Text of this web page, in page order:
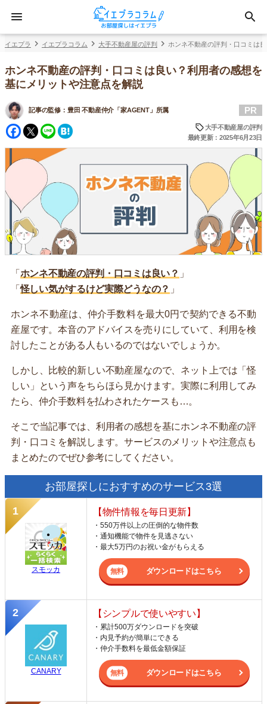
イエプラ イエプラコラム 大手不動産屋の評判 ホンネ不動産の評判・口コミは
ホンネ不動産の評判・口コミは良い？利用者の感想を
基にメリットや注意点を解説
記事の監修： 豊田 不動産仲介「家AGENT」所属
Facebook
Twitter
Line
PR
大手不動産屋の評判
最終更新：2025年6月23日
「 ホンネ不動産の評判・口コミは良い？ 」
「怪しい気がするけど実際どうなの？ 」
ホンネ不動産は、仲介手数料を最大0円で契約できる不動
産屋です。本音のアドバイスを売りにしていて、利用を検
討したことがある人もいるのではないでしょうか。
しかし、比較的新しい不動産屋なので、ネット上では「怪
しい」という声をちらほら見かけます。実際に利用してみ
たら、仲介手数料を払わされたケースも…。
そこで当記事では、利用者の感想を基にホンネ不動産の評
判・口コミを解説します。サービスのメリットや注意点も
まとめたのでぜひ参考にしてください。
お部屋探しにおすすめのサービス3選
スモッカ
【物件情報を毎日更新】
・550万件以上の圧倒的な物件数
・通知機能で物件を見逃さない
・最大5万円のお祝い金がもらえる
ダウンロードはこちら
CANARY
【シンプルで使いやすい】
・累計500万ダウンロードを突破
・内見予約が簡単にできる
・仲介手数料を最低金額保証
ダウンロードはこちら